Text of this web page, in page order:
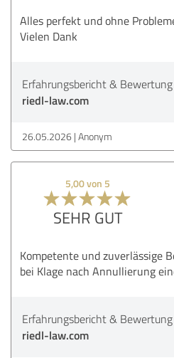
Alles perfekt und ohne
Vielen Dank
Erfahrungsbericht & Bewertung
riedl-law.com
26.05.2026 Anonym
5,00 von 5
SEHR GUT
Kompetente und zuverlässige
bei Klage nach Annullierung
Erfahrungsbericht & Bewertung
riedl-law.com